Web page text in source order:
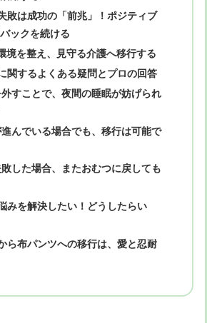
敗は成功の「前兆」！ポジティブ
ックを続ける
境を整え、見守る介護へ移行する
関するよくある疑問とプロの回答
すことで、夜間の睡眠が妨げられ
んでいる場合でも、移行は可能で
した場合、またおむつに戻しても
みを解決したい！どうしたらい
ら布パンツへの移行は、愛と忍耐